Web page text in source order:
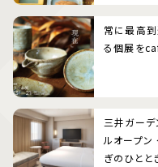
常に最高到
る個展を
三井ガー
ルオープン
ぎのひとと